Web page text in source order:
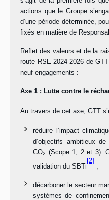
actions que le Groupe
d’une période déterminée,
fixés en matière de
Reflet des valeurs et de la
route RSE 2024-2026 de
neuf engagements :
Axe 1 : Lutte contre le
Au travers de cet axe, GTT
réduire l’impact
d’objectifs ambitieux
CO2
(Scope 1, 2 et 3).
validation du SBTi
[2]
;
décarboner le secteur
systèmes de